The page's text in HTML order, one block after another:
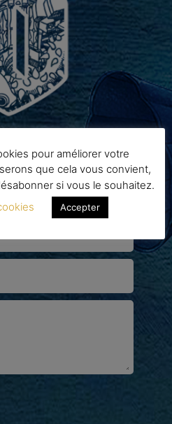
pour améliorer votre
que cela vous convient,
si vous le souhaitez.
Accepter